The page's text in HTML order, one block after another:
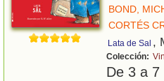
BOND,
CORTÉS
Lata de Sal ,
Colección:
De 3 a